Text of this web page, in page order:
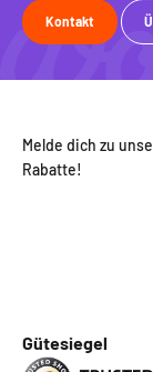
Kontakt
Melde dich zu
Rabatte!
Gütesiegel